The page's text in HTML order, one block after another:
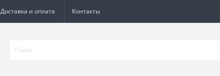
Доставка и оплата Контакты